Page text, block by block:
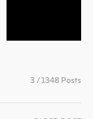
3 / 1348 Posts